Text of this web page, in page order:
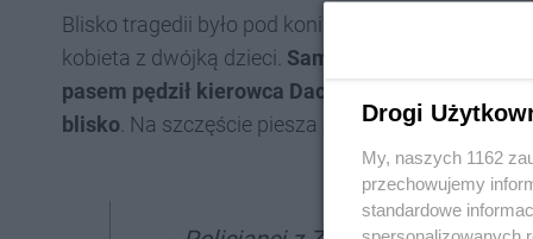
Blisko tragedii było pod koniec września na ul. De
kobieta z dwójką dzieci. Samochody na prawym
pasem pędził kierowca Daci. Na filmie
blisko . Na szczęście piesza zachowała
Drogi
My, naszych 1162
przechowujemy
standardowe